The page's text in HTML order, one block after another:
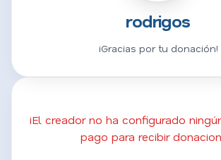
rodrigos
¡Gracias por tu donación!
¡El creador no ha configurado
pago para recibir